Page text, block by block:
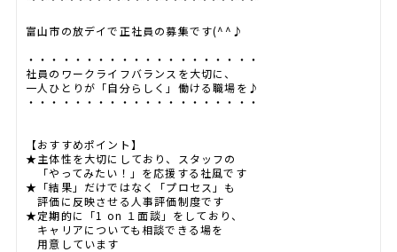
富山市の放デイで正社員の募集です(^^♪
・・・・・・・・・・・・・・・・・・・・
社員のワークライフバランスを大切に、
一人ひとりが「自分らしく」働ける職場を♪
・・・・・・・・・・・・・・・・・・・・
【おすすめポイント】
★主体性を大切にしており、スタッフの
「やってみたい！」を応援する社風です
★「結果」だけではなく「プロセス」も
評価に反映させる人事評価制度です
★定期的に「1 on １面談」をしており、
キャリアについても相談できる場を
用意しています